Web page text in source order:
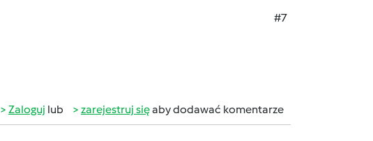
#7
Zaloguj lub zarejestruj sięaby dodawać komentarze